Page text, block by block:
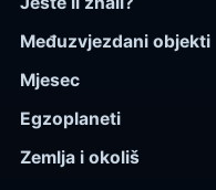
Međuzvjezdani objekti
Mjesec
Egzoplaneti
Zemlja i okoliš